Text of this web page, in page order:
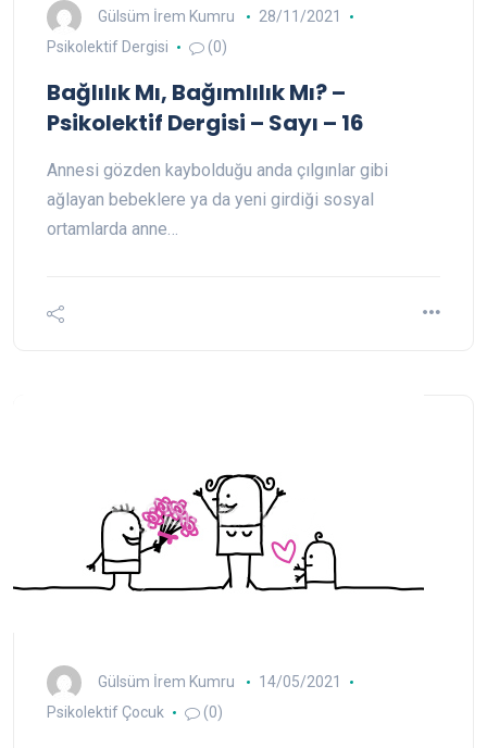
Gülsüm İrem Kumru
28/11/2021
Psikolektif Dergisi
(0)
Bağlılık Mı, Bağımlılık Mı? –
Psikolektif Dergisi – Sayı – 16
Annesi gözden kaybolduğu anda çılgınlar gibi
ağlayan bebeklere ya da yeni girdiği sosyal
ortamlarda anne…
Gülsüm İrem Kumru
14/05/2021
Psikolektif Çocuk
(0)